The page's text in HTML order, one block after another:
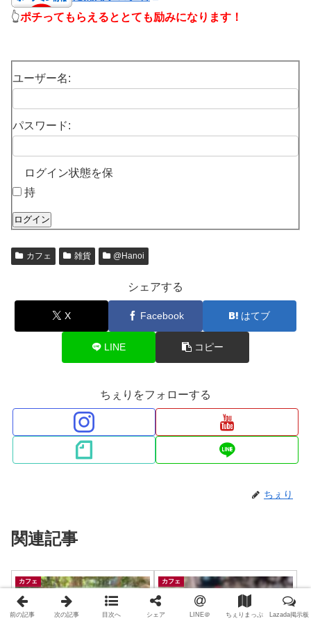
👆ポチってもらえるととても励みになります！
ユーザー名:
パスワード:
ログイン状態を保
持
ログイン
カフェ 雑貨 @Hanoi
シェアする
X Facebook はてブ
LINE コピー
ちぇりをフォローする
ちぇり
関連記事
カフェ カフェ
前の記事 次の記事 目次へ シェア LINE＠ ちぇりまっぷ Lazada掲示板